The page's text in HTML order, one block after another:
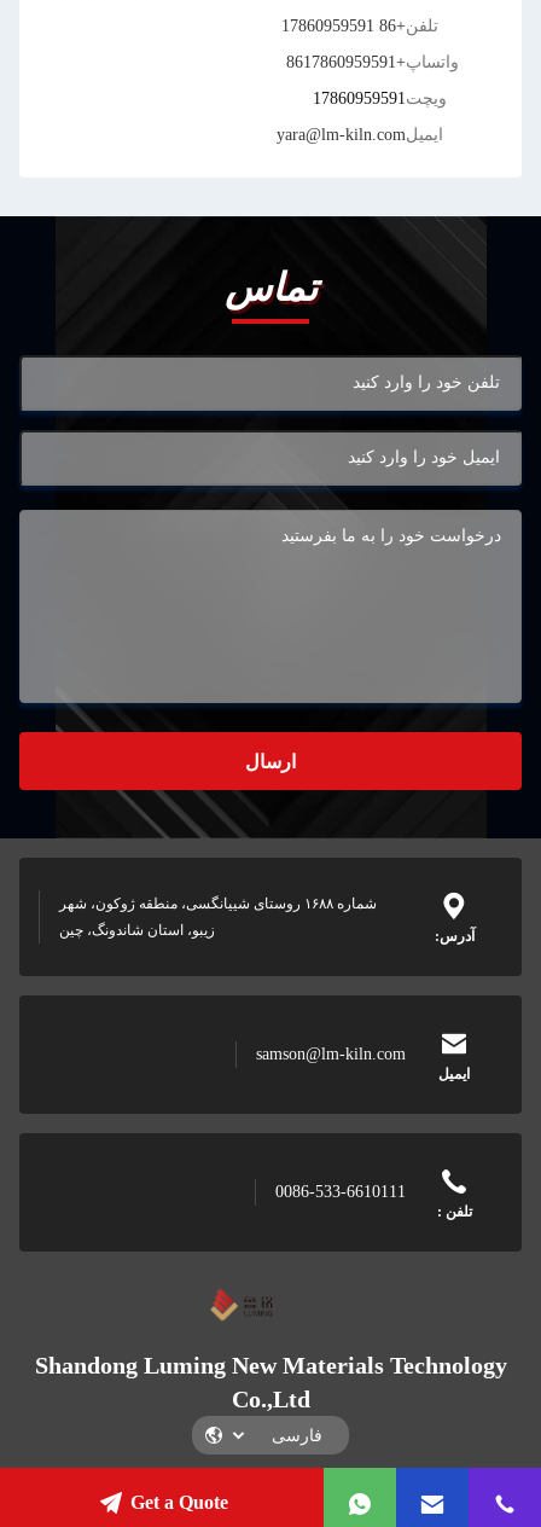
تلفن+86 17860959591
واتساپ+8617860959591
ویچت17860959591
ایمیلyara@lm-kiln.com
تماس
ارسال
آدرس:
شماره ۱۶۸۸ روستای شییانگسی، منطقه ژوکون، شهر
زیبو، استان شاندونگ، چین
ایمیل
samson@lm-kiln.com
تلفن :
0086-533-6610111
Shandong Luming New Materials Technology
Co.,Ltd
Shandong Luming New Materials Technology Co.,Ltd
Get a Quote